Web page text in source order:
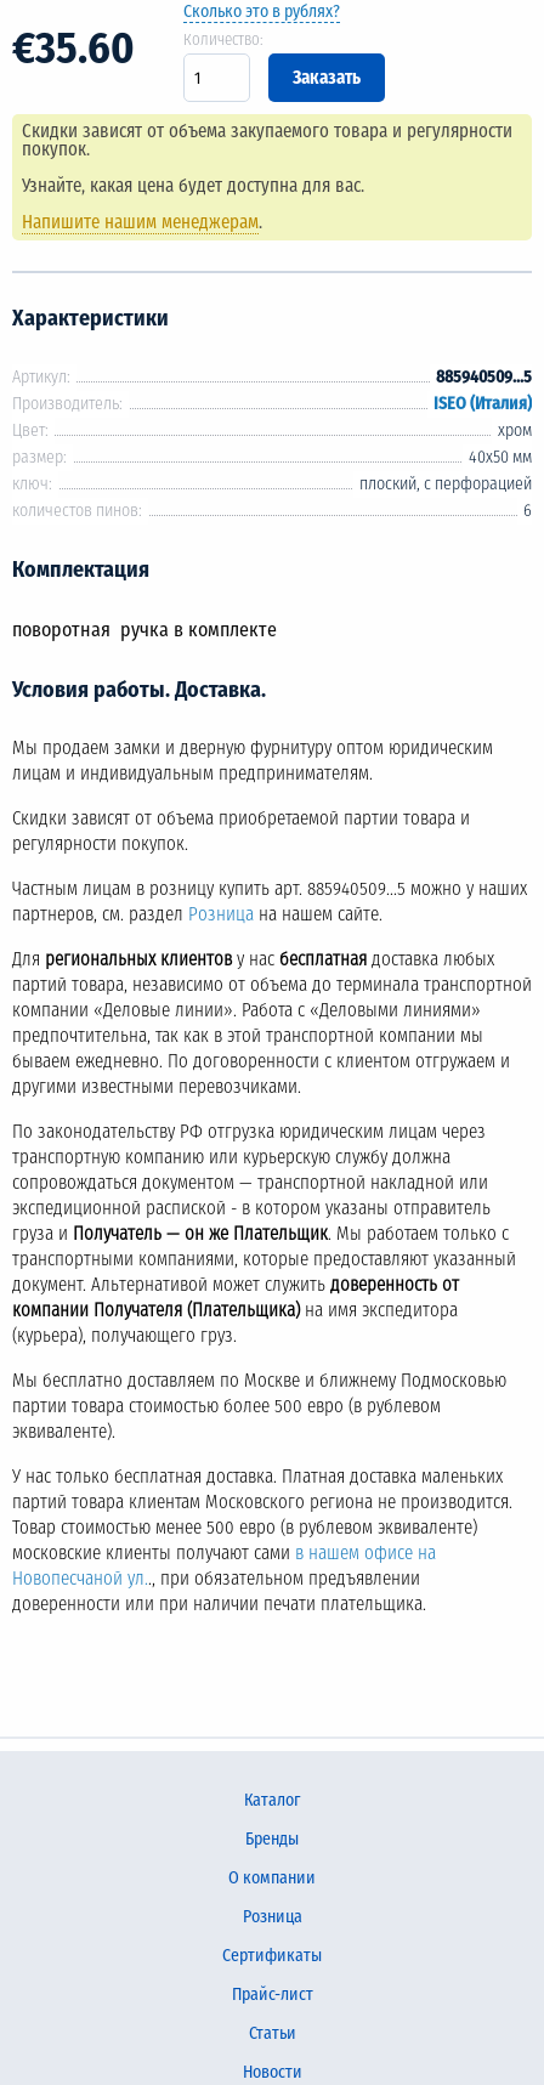
€35.60
Сколько это в рублях?
Количество:
Скидки зависят от объема закупаемого товара и регулярности
покупок.
Узнайте, какая цена будет доступна для вас.
Напишите нашим менеджерам.
Характеристики
Артикул:
885940509...5
Производитель:
ISEO (Италия)
Цвет:
хром
размер:
40х50 мм
ключ:
плоский, с перфорацией
количестов пинов:
6
Комплектация
поворотная ручка в комплекте
Условия работы. Доставка.
Мы продаем замки и дверную фурнитуру оптом юридическим
лицам и индивидуальным предпринимателям.
Скидки зависят от объема приобретаемой партии товара и
регулярности покупок.
Частным лицам в розницу купить арт. 885940509...5 можно у наших
партнеров, см. раздел Розница на нашем сайте.
Для региональных клиентову нас бесплатная доставка любых
партий товара, независимо от объема до терминала транспортной
компании «Деловые линии». Работа с «Деловыми линиями»
предпочтительна, так как в этой транспортной компании мы
бываем ежедневно. По договоренности с клиентом отгружаем и
другими известными перевозчиками.
По законодательству РФ отгрузка юридическим лицам через
транспортную компанию или курьерскую службу должна
сопровождаться документом — транспортной накладной или
экспедиционной распиской - в котором указаны отправитель
груза и Получатель — он же Плательщик. Мы работаем только с
транспортными компаниями, которые предоставляют указанный
документ. Альтернативой может служить доверенность от
компании Получателя (Плательщика)на имя экспедитора
(курьера), получающего груз.
Мы бесплатно доставляем по Москве и ближнему Подмосковью
партии товара стоимостью более 500 евро (в рублевом
эквиваленте).
У нас только бесплатная доставка. Платная доставка маленьких
партий товара клиентам Московского региона не производится.
Товар стоимостью менее 500 евро (в рублевом эквиваленте)
московские клиенты получают сами в нашем офисе на
Новопесчаной ул.., при обязательном предъявлении
доверенности или при наличии печати плательщика.
Каталог
Бренды
О компании
Розница
Сертификаты
Прайс-лист
Статьи
Новости